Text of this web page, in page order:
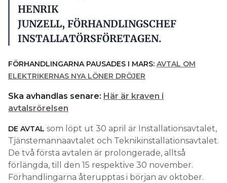
HENRIK
JUNZELL, FÖRHANDLINGSCHEF
INSTALLATÖRSFÖRETAGEN.
FÖRHANDLINGARNA PAUSADES I MARS: AVTAL OM
ELEKTRIKERNAS NYA LÖNER DRÖJER
Ska avhandlas senare: Här är kraven i
avtalsrörelsen
DE AVTAL som löpt ut 30 april är Installationsavtalet,
Tjänstemannaavtalet och Teknikinstallationsavtalet.
De två första avtalen är prolongerade, alltså
förlängda, till den 15 respektive 30 november.
Förhandlingarna återupptas i början av oktober.